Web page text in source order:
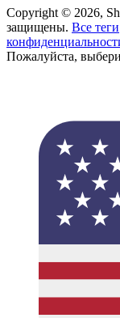
Copyright © 2026,
защищены. Все теги
Пожалуйста,